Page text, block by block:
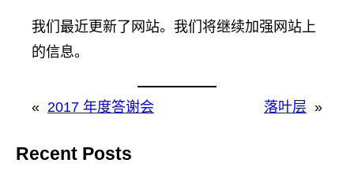
我们最近更新了网站。我们将继续加强网站上
的信息。
« 2017 年度答谢会 落叶层 »
Recent Posts